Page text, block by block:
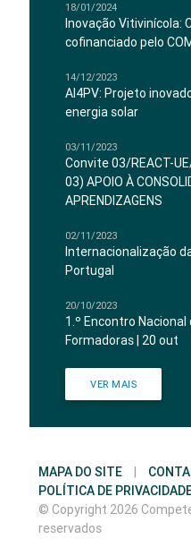
18/01/2024
Inovação Vitivinícola:
cofinanciado pelo
14/12/2023
AI4PV: Projeto
energia solar
03/11/2023
Convite 03/REACT-
03) APOIO À
APRENDIZAGENS
02/11/2023
Internacionalização
Portugal
20/10/2023
1.º Encontro
Formadoras | 20 out
VER MAIS
MAPA DO SITE |
POLÍTICA DE
© Copyright 2026
reservados